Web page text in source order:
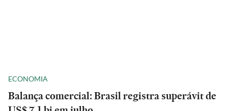
ECONOMIA
Balança comercial: Brasil registra superávit de